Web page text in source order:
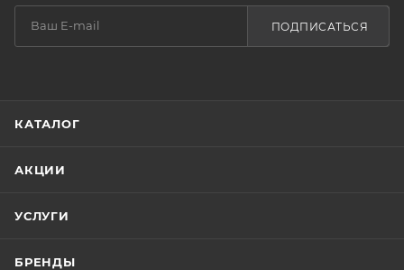
ПОДПИСАТЬСЯ
КАТАЛОГ
АКЦИИ
УСЛУГИ
БРЕНДЫ